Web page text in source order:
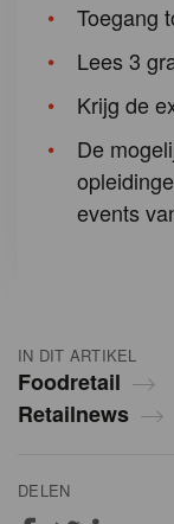
IN DIT ARTIKEL
Foodretail
Retailnews
DELEN
Toegang
Lees 3
Krijg de
De
events